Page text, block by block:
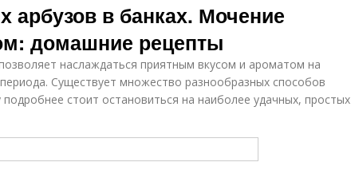
арбузов в банках. Мочение
домашние рецепты
наслаждаться приятным вкусом и ароматом на
Существует множество разнообразных способов
стоит остановиться на наиболее удачных, простых